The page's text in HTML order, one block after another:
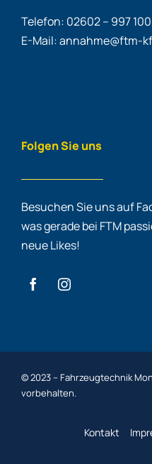
Telefon: 02602 – 997 100
E-Mail: annahme@ftm-
Folgen Sie uns
Besuchen Sie uns auf
was gerade bei FTM
neue Likes!
© 2023 – Fahrzeugtechnik
vorbehalten.
Kontakt